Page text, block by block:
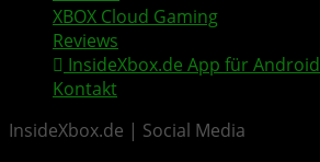
XBOX Cloud Gaming
Reviews
InsideXbox.de App für Android
Kontakt
InsideXbox.de | Social Media